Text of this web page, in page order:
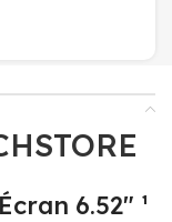
6.52″ ¹